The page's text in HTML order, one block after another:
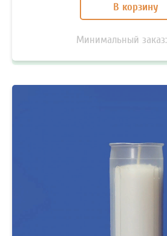
В корзину
Минимальный заказ: